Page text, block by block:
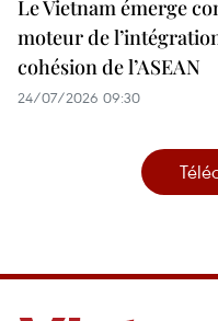
Le Vietnam émerge
moteur de
cohésion de l’ASEAN
24/07/2026 09:30